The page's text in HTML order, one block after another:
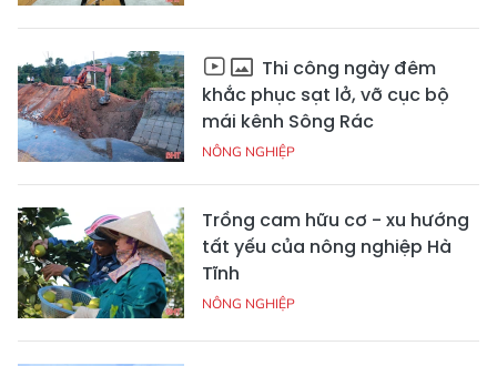
Thi công ngày đêm
khắc phục sạt lở, vỡ cục bộ
mái kênh Sông Rác
NÔNG NGHIỆP
Trồng cam hữu cơ - xu hướng
tất yếu của nông nghiệp Hà
Tĩnh
NÔNG NGHIỆP